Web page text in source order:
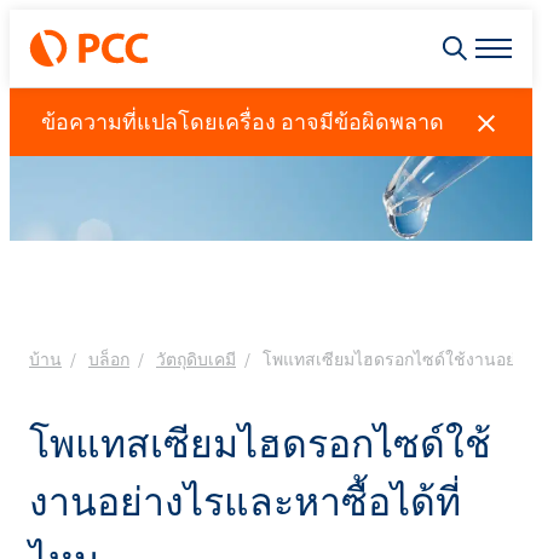
ข้อความที่แปลโดยเครื่อง อาจมีข้อผิดพลาด
บ้าน บล็อก วัตถุดิบเคมี โพแทสเซียมไฮดรอกไซด์ใช้งานอย่า
โพแทสเซียมไฮดรอกไซด์ใช้
งานอย่างไรและหาซื้อได้ที่